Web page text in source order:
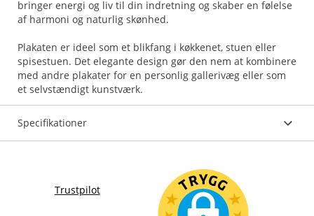
bringer energi og liv til din indretning og skaber en følelse
af harmoni og naturlig skønhed.
Plakaten er ideel som et blikfang i køkkenet, stuen eller
spisestuen. Det elegante design gør den nem at kombinere
med andre plakater for en personlig gallerivæg eller som
et selvstændigt kunstværk.
Specifikationer
Trustpilot